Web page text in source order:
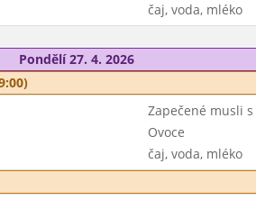
čaj, voda, mléko
Pondělí 27. 4. 2026
Zapečené musli
Ovoce
čaj, voda, mléko